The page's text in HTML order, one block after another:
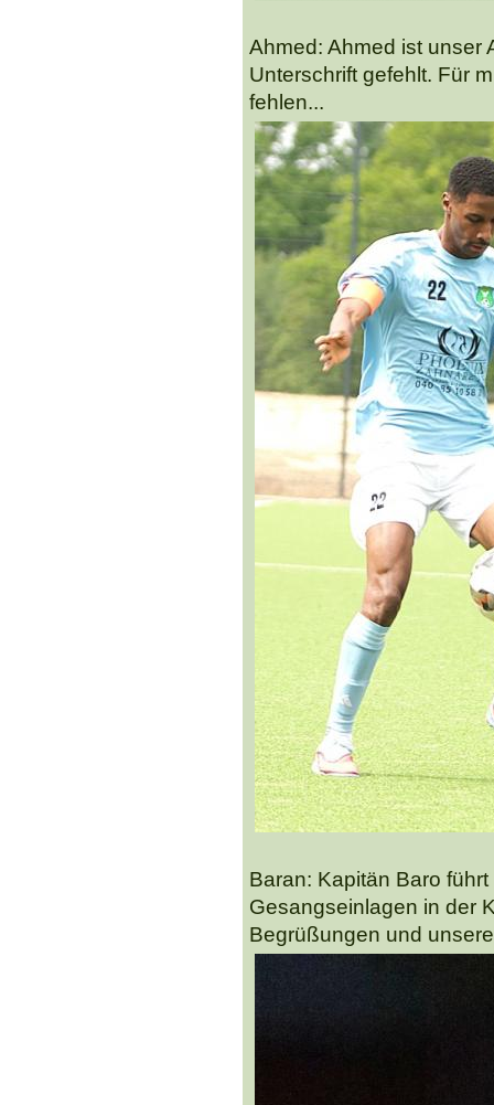
Ahmed: Ahmed ist unser
Unterschrift gefehlt. Für
fehlen...
Baran: Kapitän Baro
Gesangseinlagen in der
Begrüßungen und